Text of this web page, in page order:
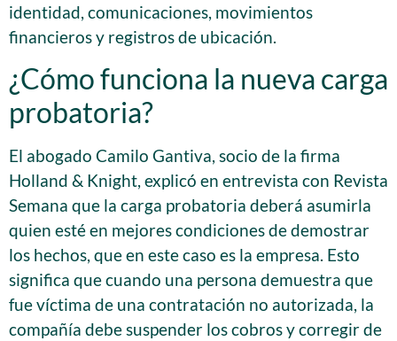
identidad, comunicaciones, movimientos
financieros y registros de ubicación.
¿Cómo funciona la nueva carga
probatoria?
El abogado Camilo Gantiva, socio de la firma
Holland & Knight, explicó en entrevista con Revista
Semana que la carga probatoria deberá asumirla
quien esté en mejores condiciones de demostrar
los hechos, que en este caso es la empresa. Esto
significa que cuando una persona demuestra que
fue víctima de una contratación no autorizada, la
compañía debe suspender los cobros y corregir de